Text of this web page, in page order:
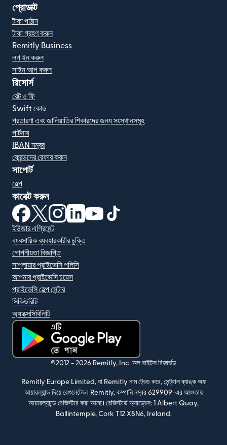
প্রোডাক্ট
টাকা পাঠান
টাকা গ্রহণ করুন
Remitly Business
লগ ইন করুন
সাইন আপ করুন
রিসোর্স
রেট ও ফি
Swift কোড
প্রতারণা এবং জালিয়াতির শিকারদের জন্য সংস্থানসমূহ
পার্টনার
IBAN নম্বর
ফ্রেন্ডদের রেফার করুন
সাপোর্ট
হেল্প
কানেক্ট করুন
(নতুন উইন্ডোতে খুলবে)
(নতুন উইন্ডোতে খুলবে)
(নতুন উইন্ডোতে খুলবে)
(নতুন উইন্ডোতে খুলবে)
(নতুন উইন্ডোতে খুলবে)
ইউজার এগ্রিমেন্ট
ব্যবসায়িক ব্যবহারকারীর চুক্তি
গোপনীয়তা বিজ্ঞপ্তি
সাপ্লায়ার প্রাইভেসি পলিসি
আপনার প্রাইভেসি চয়েস
প্রাইভেসি হেল্প সেন্টার
সিকিউরিটি
অ্যাক্সেসিবিলিটি
(নতুন উইন্ডোতে খুলবে)
©2012 - 2026 Remitly, Inc. অল রাইটস রিজার্ভড
Remitly Europe Limited, যা Remitly নাম ট্রেড করে, সেন্ট্রাল ব্যাঙ্ক অফ
আয়ারল্যান্ড দিয়ে রেগুলেটেড। Remitly, কম্পানি নম্বর 629909-এর আওতায়
আয়ারল্যান্ডে রেজিস্টার করা আছে। রেজিস্টার্ড অ্যাড্রেস: 1 Albert Quay,
Ballintemple, Cork T12 X8N6, Ireland.